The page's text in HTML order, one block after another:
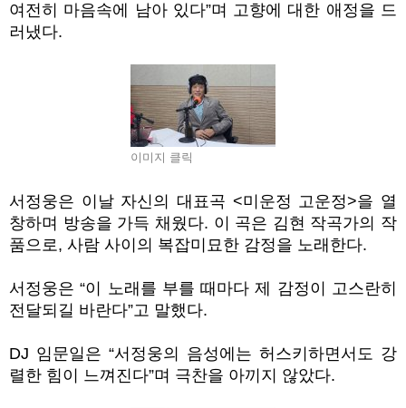
여전히 마음속에 남아 있다”며 고향에 대한 애정을 드
러냈다.
이미지 클릭
서정웅은 이날 자신의 대표곡 <미운정 고운정>을 열
창하며 방송을 가득 채웠다. 이 곡은 김현 작곡가의 작
품으로, 사람 사이의 복잡미묘한 감정을 노래한다.
서정웅은 “이 노래를 부를 때마다 제 감정이 고스란히
전달되길 바란다”고 말했다.
DJ 임문일은 “서정웅의 음성에는 허스키하면서도 강
렬한 힘이 느껴진다”며 극찬을 아끼지 않았다.